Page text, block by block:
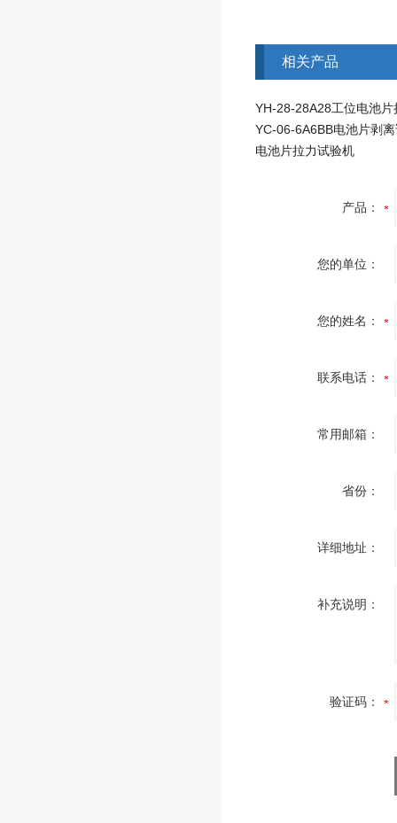
相关产品
YC-06-6A6BB电池片剥
电池片拉力试验机
产品：
您的单位：
您的姓名：
联系电话：
常用邮箱：
省份：
详细地址：
补充说明：
验证码：